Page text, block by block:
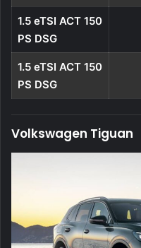
1.5 eTSI ACT 150
PS DSG
1.5 eTSI ACT 150
PS DSG
Volkswagen Tiguan